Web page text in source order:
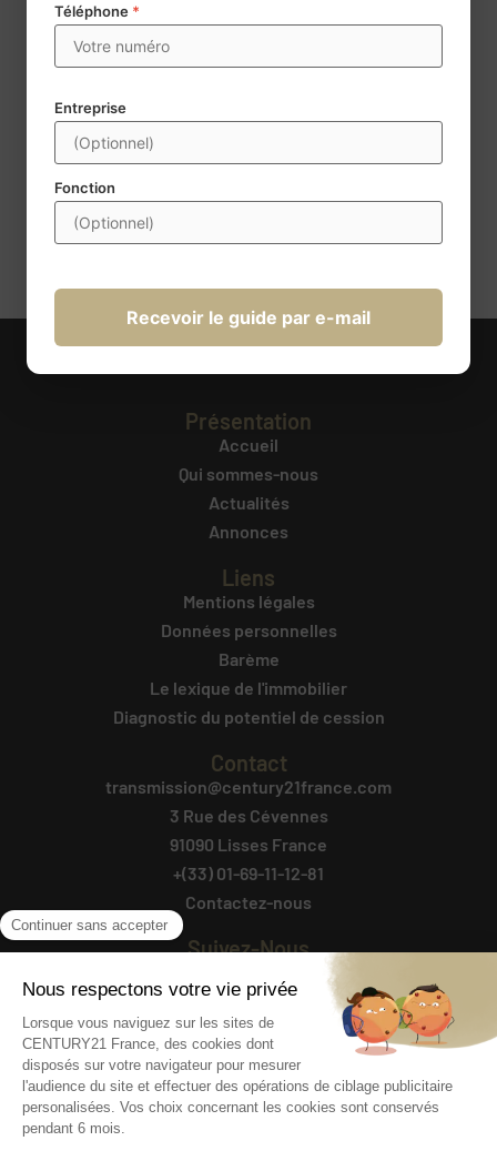
Envoyer
fins d’assurer la mise en vente et la négoce d’agences
immobilières. Les données mentionnées d’un * sont
obligatoires. Conformément à la règlementation, vous disposez
d’un droit d’accès, de rectification, de portabilité,
d’effacement, de limitation du traitement et d’opposition au
traitement. Ces droits peuvent être exercés à l’adresse
transmission@century21france.com. Pour plus d’information
Présentation
Accueil
Qui sommes-nous
Actualités
Annonces
Liens
Mentions légales
Données personnelles
Barème
Le lexique de l'immobilier
Diagnostic du potentiel de cession
Contact
transmission@century21france.com
3 Rue des Cévennes
91090 Lisses France
+(33) 01-69-11-12-81
Contactez-nous
Suivez-Nous
Téléphone *
Entreprise
Fonction
Recevoir le guide par e-mail